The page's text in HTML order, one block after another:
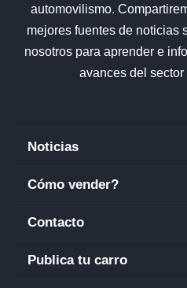
automovilismo.
mejores fuentes de noticias
nosotros para aprender e
avances del
Noticias
Cómo vender?
Contacto
Publica tu carro